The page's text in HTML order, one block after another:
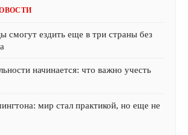
смогут ездить еще в три страны без
начинается: что важно учесть
мир стал практикой, но еще не